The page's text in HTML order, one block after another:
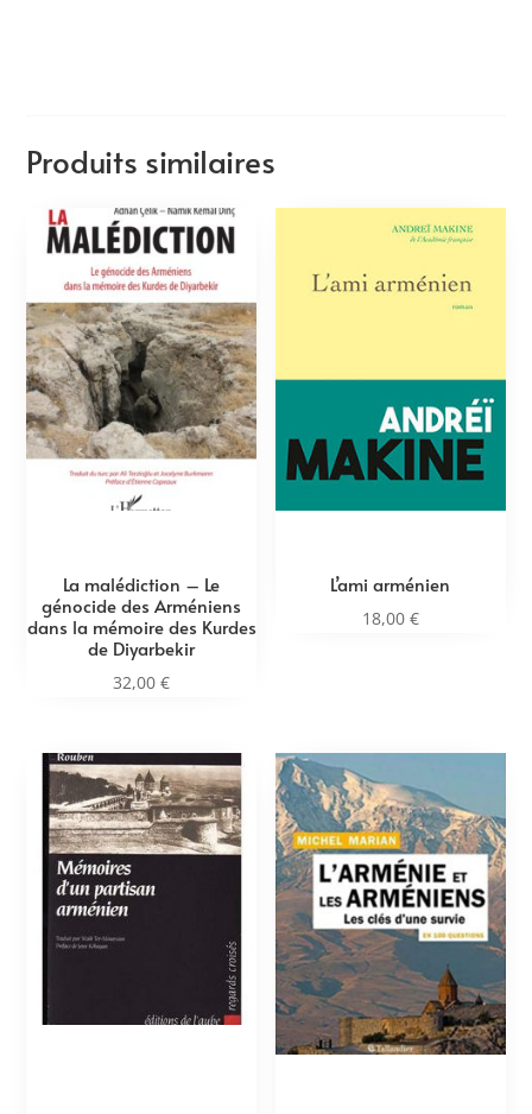
Produits similaires
La malédiction – Le
génocide des Arméniens
dans la mémoire des Kurdes
de Diyarbekir
32,00€
L’ami arménien
18,00 €